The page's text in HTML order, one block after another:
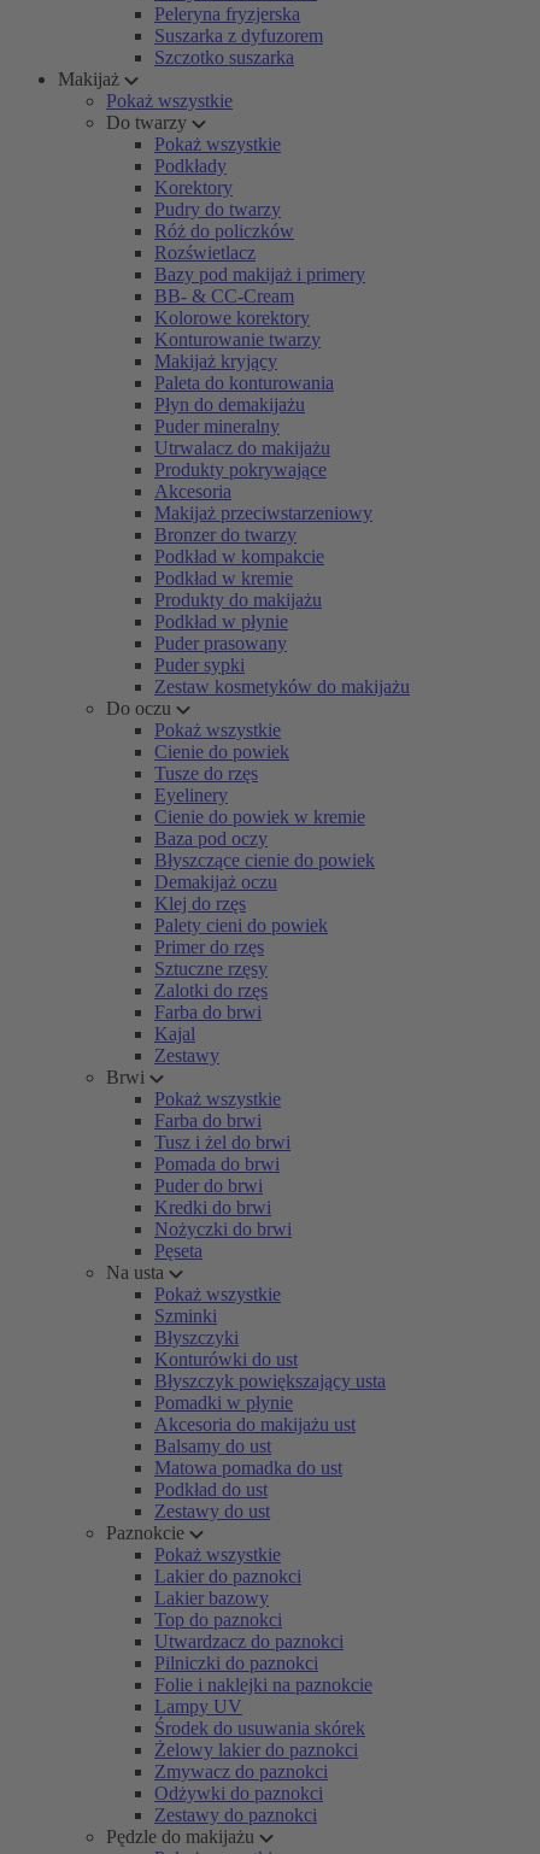
Peleryna fryzjerska
Suszarka z dyfuzorem
Szczotko suszarka
Makijaż
Pokaż wszystkie
Do twarzy
Pokaż wszystkie
Podkłady
Korektory
Pudry do twarzy
Róż do policzków
Rozświetlacz
Bazy pod makijaż i primery
BB- & CC-Cream
Kolorowe korektory
Konturowanie twarzy
Makijaż kryjący
Paleta do konturowania
Płyn do demakijażu
Puder mineralny
Utrwalacz do makijażu
Produkty pokrywające
Akcesoria
Makijaż przeciwstarzeniowy
Bronzer do twarzy
Podkład w kompakcie
Podkład w kremie
Produkty do makijażu
Podkład w płynie
Puder prasowany
Puder sypki
Zestaw kosmetyków do makijażu
Do oczu
Pokaż wszystkie
Cienie do powiek
Tusze do rzęs
Eyelinery
Cienie do powiek w kremie
Baza pod oczy
Błyszczące cienie do powiek
Demakijaż oczu
Klej do rzęs
Palety cieni do powiek
Primer do rzęs
Sztuczne rzęsy
Zalotki do rzęs
Farba do brwi
Kajal
Zestawy
Brwi
Pokaż wszystkie
Farba do brwi
Tusz i żel do brwi
Pomada do brwi
Puder do brwi
Kredki do brwi
Nożyczki do brwi
Pęseta
Na usta
Pokaż wszystkie
Szminki
Błyszczyki
Konturówki do ust
Błyszczyk powiększający usta
Pomadki w płynie
Akcesoria do makijażu ust
Balsamy do ust
Matowa pomadka do ust
Podkład do ust
Zestawy do ust
Paznokcie
Pokaż wszystkie
Lakier do paznokci
Lakier bazowy
Top do paznokci
Utwardzacz do paznokci
Pilniczki do paznokci
Folie i naklejki na paznokcie
Lampy UV
Środek do usuwania skórek
Żelowy lakier do paznokci
Zmywacz do paznokci
Odżywki do paznokci
Zestawy do paznokci
Pędzle do makijażu